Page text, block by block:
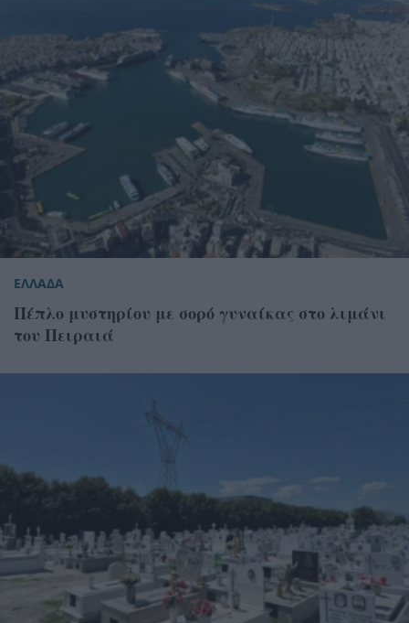
ΕΛΛΑΔΑ
Πέπλο μυστηρίου με σορό γυναίκας στο λιμάνι
του Πειραιά